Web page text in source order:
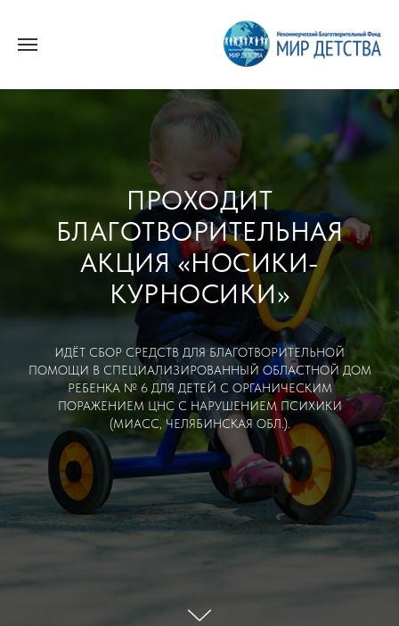
ПРОХОДИТ
БЛАГОТВОРИТЕЛЬНАЯ
АКЦИЯ «НОСИКИ-
КУРНОСИКИ»
ИДЁТ СБОР СРЕДСТВ ДЛЯ БЛАГОТВОРИТЕЛЬНОЙ
ПОМОЩИ В СПЕЦИАЛИЗИРОВАННЫЙ ОБЛАСТНОЙ ДОМ
РЕБЕНКА № 6 ДЛЯ ДЕТЕЙ С ОРГАНИЧЕСКИМ
ПОРАЖЕНИЕМ ЦНС С НАРУШЕНИЕМ ПСИХИКИ
(МИАСС, ЧЕЛЯБИНСКАЯ ОБЛ.).